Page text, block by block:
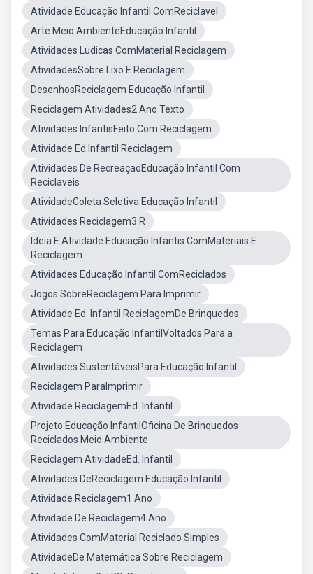
Atividade Educação Infantil ComReciclavel
Arte Meio AmbienteEducação Infantil
Atividades Ludicas ComMaterial Reciclagem
AtividadesSobre Lixo E Reciclagem
DesenhosReciclagem Educação Infantil
Reciclagem Atividades2 Ano Texto
Atividades InfantisFeito Com Reciclagem
Atividade Ed.Infantil Reciclagem
Atividades De RecreaçaoEducação Infantil Com
Reciclaveis
AtividadeColeta Seletiva Educação Infantil
Atividades Reciclagem3 R
Ideia E Atividade Educação Infantis ComMateriais E
Reciclagem
Atividades Educação Infantil ComReciclados
Jogos SobreReciclagem Para Imprimir
Atividade Ed. Infantil ReciclagemDe Brinquedos
Temas Para Educação InfantilVoltados Para a
Reciclagem
Atividades SustentáveisPara Educação Infantil
Reciclagem ParaImprimir
Atividade ReciclagemEd. Infantil
Projeto Educação InfantilOficina De Brinquedos
Reciclados Meio Ambiente
Reciclagem AtividadeEd. Infantil
Atividades DeReciclagem Educação Infantil
Atividade Reciclagem1 Ano
Atividade De Reciclagem4 Ano
Atividades ComMaterial Reciclado Simples
AtividadeDe Matemática Sobre Reciclagem